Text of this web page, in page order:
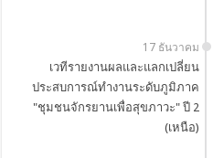
17 ธันวาคม
เวทีรายงานผลและแลกเปลี่ยน
ประสบการณ์ทำงานระดับภูมิภาค
"ชุมชนจักรยานเพื่อสุขภาวะ" ปี 2
(เหนือ)